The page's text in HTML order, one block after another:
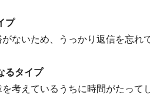
プ
ないため、うっかり返信を忘れ
るタイプ
考えているうちに時間がたって